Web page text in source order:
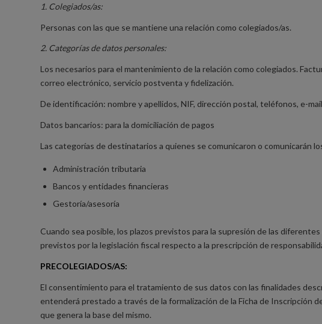
1. Colegiados/as:
Personas con las que se mantiene una relación como colegiados/as.
2. Categorías de datos personales:
Los necesarios para el mantenimiento de la relación como colegiados.
correo electrónico, servicio postventa y fidelización.
De identificación: nombre y apellidos, NIF, dirección postal, teléfonos, e-
Datos bancarios: para la domiciliación de pagos
Las categorías de destinatarios a quienes se comunicaron o comunicarán
Administración tributaria
Bancos y entidades financieras
Gestoría/asesoría
Cuando sea posible, los plazos previstos para la supresión de las
previstos por la legislación fiscal respecto a la prescripción de
PRECOLEGIADOS/AS:
El consentimiento para el tratamiento de sus datos con las finalidades
entenderá prestado a través de la formalización de la Ficha de Inscripción
que genera la base del mismo.